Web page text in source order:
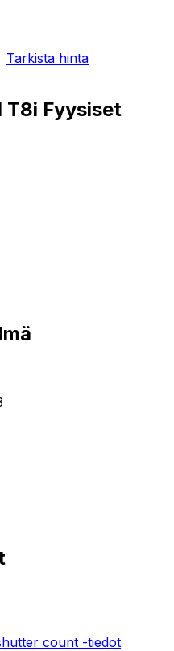
Tarkista hinta
T8i Fyysiset
count -tiedot